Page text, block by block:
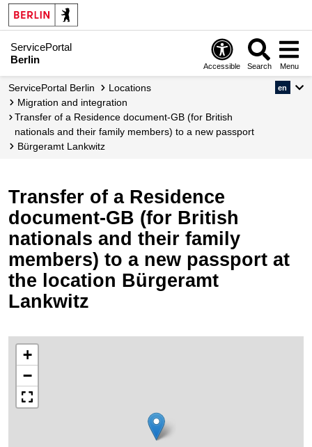
ServicePortal
Berlin
Accessible Search Menu
ServicePortal Berlin
Locations
migration and integration
Transfer of a Residence document-GB (for British
nationals and their family members) to a new passport
Bürgeramt Lankwitz
en
Transfer of a Residence
document-GB (for British
nationals and their family
members) to a new passport at
the location Bürgeramt
Lankwitz
+
−